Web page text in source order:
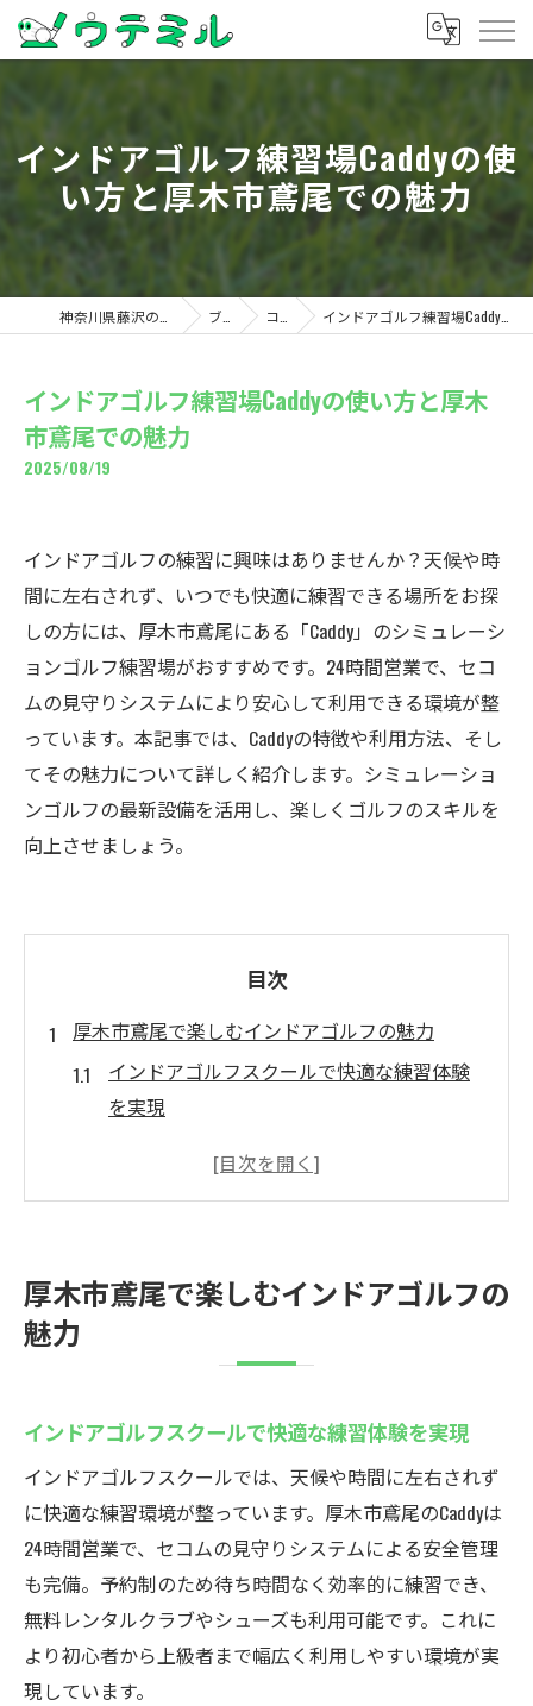
インドアゴルフ練習場Caddyの使
い方と厚木市鳶尾での魅力
ブログ コラム インドアゴルフ練習場Caddyの使い方と厚木市鳶尾での魅力
インドアゴルフ練習場Caddyの使い方と厚木
市鳶尾での魅力
2025/08/19
インドアゴルフの練習に興味はありませんか？天候や時
間に左右されず、いつでも快適に練習できる場所をお探
しの方には、厚木市鳶尾にある「Caddy」のシミュレーシ
ョンゴルフ練習場がおすすめです。24時間営業で、セコ
ムの見守りシステムにより安心して利用できる環境が整
っています。本記事では、Caddyの特徴や利用方法、そし
てその魅力について詳しく紹介します。シミュレーショ
ンゴルフの最新設備を活用し、楽しくゴルフのスキルを
向上させましょう。
目次
厚木市鳶尾で楽しむインドアゴルフの魅力
インドアゴルフスクールで快適な練習体験
を実現
シミュレーションゴルフの楽しみ方と厚木
ゴルフ仲間と楽しむインドアゴルフの活用
インドアゴルフスクールで身につく最新ス
厚木で選ばれるインドアゴルフスクールの
特徴
シミュレーションゴルフ練習場Caddyの使い方
インドアゴルフスクールの利用方法と予約
手順
シミュレーションゴルフで効率的な練習を
実践
厚木市鳶尾で楽しむインドアゴルフの
魅力
インドアゴルフスクールで快適な練習体験を実現
インドアゴルフスクールでは、天候や時間に左右されず
に快適な練習環境が整っています。厚木市鳶尾のCaddyは
24時間営業で、セコムの見守りシステムによる安全管理
も完備。予約制のため待ち時間なく効率的に練習でき、
無料レンタルクラブやシューズも利用可能です。これに
より初心者から上級者まで幅広く利用しやすい環境が実
現しています。